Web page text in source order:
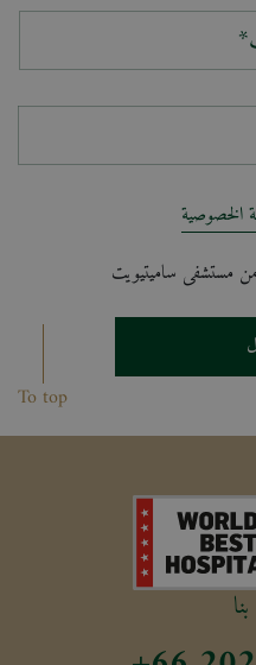
الخصوصية
من مستشفى ساميتيويت
To top